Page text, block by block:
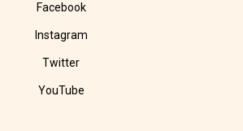
Facebook
Instagram
Twitter
YouTube